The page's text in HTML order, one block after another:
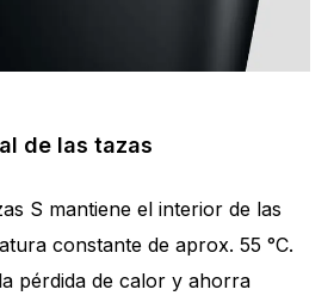
de las tazas
S mantiene el interior de las
constante de aprox. 55 °C.
pérdida de calor y ahorra